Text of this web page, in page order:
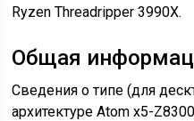
Ryzen Threadripper 3990X.
Общая
Сведения о типе (для
архитектуре Atom x5-